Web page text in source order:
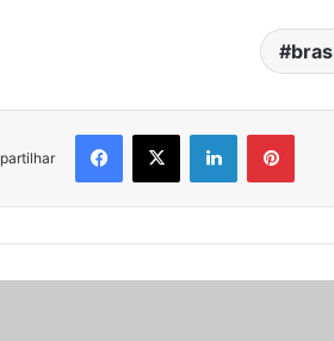
Facebook
X Linkedin